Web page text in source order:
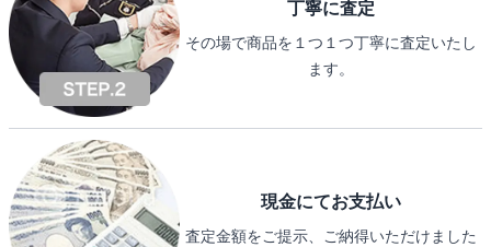
丁寧に査定
その場で商品を１つ１つ丁寧に査定いたし
ます。
現金にてお支払い
査定金額をご提示、ご納得いただけました